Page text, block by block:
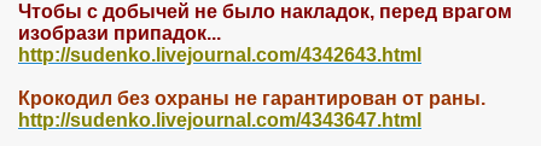
Чтобы с добычей не было накладок, перед врагом
изобрази припадок...
http://sudenko.livejournal.com/4342643.html
Крокодил без охраны не гарантирован от раны.
http://sudenko.livejournal.com/4343647.html